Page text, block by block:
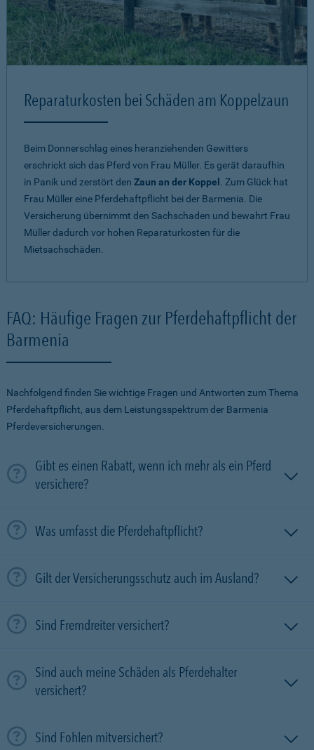
Reparaturkosten bei Schäden am Koppelzaun
Beim Donnerschlag eines heranziehenden Gewitters
erschrickt sich das Pferd von Frau Müller. Es gerät daraufhin
in Panik und zerstört den Zaun an der Koppel . Zum Glück hat
Frau Müller eine Pferdehaftpflicht bei der Barmenia. Die
Versicherung übernimmt den Sachschaden und bewahrt Frau
Müller dadurch vor hohen Reparaturkosten für die
Mietsachschäden.
FAQ: Häufige Fragen zur Pferdehaftpflicht der
Barmenia
Nachfolgend finden Sie wichtige Fragen und Antworten zum Thema
Pferdehaftpflicht, aus dem Leistungsspektrum der Barmenia
Pferdeversicherungen.
Gibt es einen Rabatt, wenn ich mehr als ein Pferd
versichere?
Was umfasst die Pferdehaftpflicht?
Gilt der Versicherungsschutz auch im Ausland?
Sind Fremdreiter versichert?
Sind auch meine Schäden als Pferdehalter
versichert?
Sind Fohlen mitversichert?